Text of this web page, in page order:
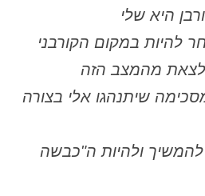
היא שלי
להיות במקום הקורבני
מהמצב הזה
שיתנהגו אלי בצורה
ולהיות ה"כבשה